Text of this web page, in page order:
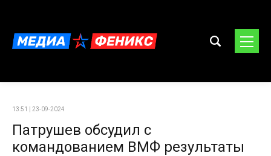
13:51 | 23-09-2024
Патрушев обсудил с
командованием ВМФ результаты